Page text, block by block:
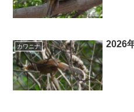
カワニナ 2026